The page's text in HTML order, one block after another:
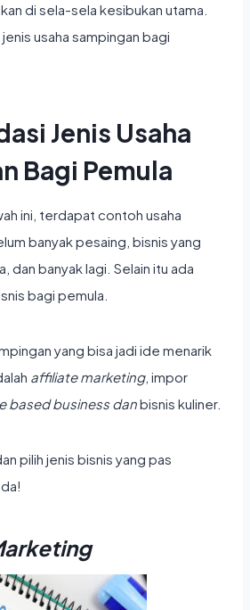
di sela-sela kesibukan utama.
jenis usaha sampingan bagi
Jenis Usaha
Bagi Pemula
ini, terdapat contoh usaha
banyak pesaing , bisnis yang
dan banyak lagi. Selain itu ada
bagi pemula.
yang bisa jadi ide menarik
affiliate marketing, impor
based business danbisnis kuliner.
pilih jenis bisnis yang pas